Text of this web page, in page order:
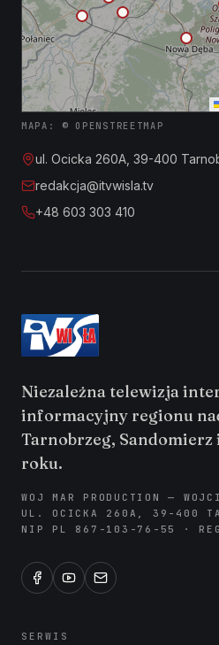
MAPA: © OPENSTREETMAP
ul. Ocicka 260A, 39-400
redakcja@itvwisla.tv
+48 603 303 410
Niezależna telewizja
informacyjny regionu
Tarnobrzeg,
roku.
WOJ MAR PRODUCTION —
UL. OCICKA 260A, 39-400
NIP PL 867-103-76-55 ·
SERWIS